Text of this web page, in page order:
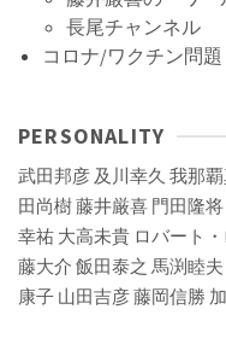
長尾チャンネル
コロナ/ワクチン問題
PERSONALITY
武田邦彦 及川幸久 我那
田尚樹藤井厳喜 門田隆将
幸祐 大高未貴 ロバート
藤大介 飯田泰之 馬渕睦夫
康子 山田吉彦藤岡信勝